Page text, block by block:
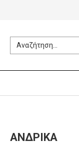
ΑΝΔΡΙΚΑ